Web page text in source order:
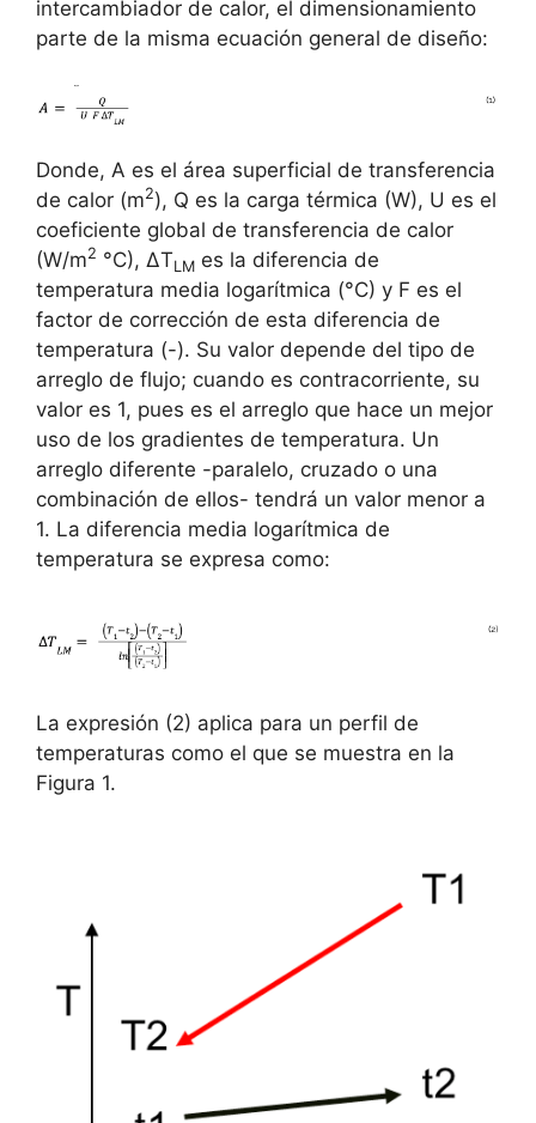
intercambiador de calor, el dimensionamiento
parte de la misma ecuación general de diseño:
Donde, A es el área superficial de transferencia
de calor (m2), Q es la carga térmica (W), U es el
coeficiente global de transferencia de calor
(W/m2 °C), ΔTLM es la diferencia de
temperatura media logarítmica (°C) y F es el
factor de corrección de esta diferencia de
temperatura (-). Su valor depende del tipo de
arreglo de flujo; cuando es contracorriente, su
valor es 1, pues es el arreglo que hace un mejor
uso de los gradientes de temperatura. Un
arreglo diferente -paralelo, cruzado o una
combinación de ellos- tendrá un valor menor a
1. La diferencia media logarítmica de
temperatura se expresa como:
La expresión (2) aplica para un perfil de
temperaturas como el que se muestra en la
Figura 1.